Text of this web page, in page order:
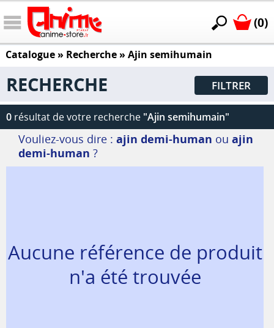
(0)
Catalogue» Recherche » Ajin semihumain
RECHERCHE FILTRER
0 résultat de votre recherche "Ajin semihumain"
Vouliez-vous dire : ajin demi-human ou ajin
demi-human ?
Aucune référence de produit
n'a été trouvée